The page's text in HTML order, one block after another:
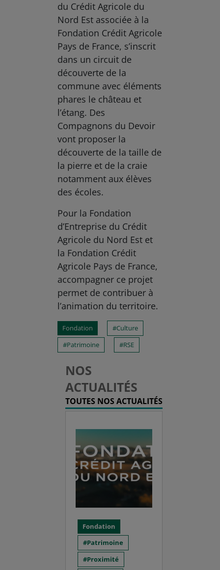
du Crédit Agricole du
Nord Est associée à la
Fondation Crédit Agricole
Pays de France, s’inscrit
dans un circuit de
découverte de la
commune avec éléments
phares le château et
l’étang. Des
Compagnons du Devoir
vont proposer la
découverte de la taille de
la pierre et de la craie
notamment aux élèves
des écoles.
Pour la Fondation
d’Entreprise du Crédit
Agricole du Nord Est et
la Fondation Crédit
Agricole Pays de France,
accompagner ce projet
permet de contribuer à
l’animation du territoire.
Fondation
Culture
Patrimoine
RSE
NOS
ACTUALITÉS
TOUTES NOS ACTUALITÉS
Fondation
Patrimoine
Proximité